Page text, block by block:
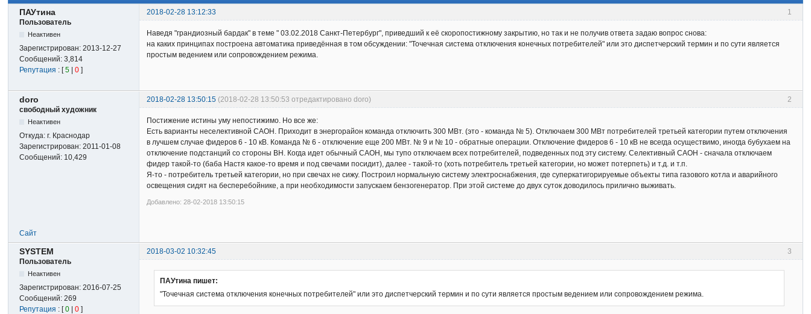
1
ПАУтина
2018-02-28 13:12:33
Пользователь
Неактивен
Зарегистрирован:2013-12-27
Сообщений:3,814
Репутация : [5 |0 ]
Наведя "грандиозный бардак" в теме " 03.02.2018 Санкт-Петербург", приведший к её скоропостижному закрытию, но так и не получив ответа задаю вопрос снова:
на каких принципах построена автоматика приведённая в том обсуждении: "Точечная система отключения конечных потребителей" или это диспетчерский термин и по сути является
простым ведением или сопровождением режима.
2
doro 2018-02-28 13:50:15 (2018-02-28 13:50:53 отредактировано doro)
свободный художник
Неактивен
Откуда:г. Краснодар
Зарегистрирован:2011-01-08
Сообщений: 10,429
Постижение истины уму непостижимо. Но все же:
Есть варианты неселективной САОН. Приходит в энергорайон команда отключить 300 МВт. (это - команда № 5). Отключаем 300 МВт потребителей третьей категории путем отключения
в лучшем случае фидеров 6 - 10 кВ. Команда № 6 - отключение еще 200 МВт. № 9 и № 10 - обратные операции. Отключение фидеров 6 - 10 кВ не всегда осуществимо, иногда бубухаем на
отключение подстанций со стороны ВН. Когда идет обычный САОН, мы тупо отключаем всех потребителей, подведенных под эту систему. Селективный САОН - сначала отключаем
фидер такой-то (баба Настя какое-то время и под свечами посидит), далее - такой-то (хоть потребитель третьей категории, но может потерпеть) и т.д. и т.п.
Я-то - потребитель третьей категории, но при свечах не сижу. Построил нормальную систему электроснабжения, где суперкатигорируемые объекты типа газового котла и аварийного
освещения сидят на бесперебойнике, а при необходимости запускаем бензогенератор. При этой системе до двух суток доводилось прилично выживать.
Добавлено: 28-02-2018 13:50:15
Сайт
3
SYSTEM
2018-03-02 10:32:45
Пользователь
Неактивен
Зарегистрирован:2016-07-25
Сообщений:269
Репутация : [0 |0 ]
ПАУтина пишет:
"Точечная система отключения конечных потребителей" или это диспетчерский термин и по сути является простым ведением или сопровождением режима.